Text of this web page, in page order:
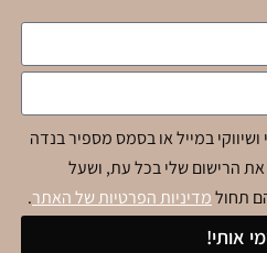
במייל או בסמס מספיר בנדה
את הרישום שלי בכל עת, ושעל
תחולמדיניות הפרטיות של האתר.
אותי!